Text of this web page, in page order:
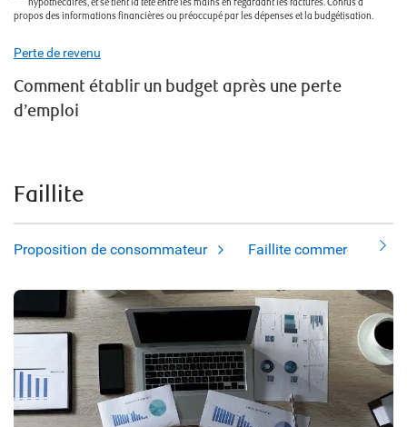
Perte de revenu
Comment établir un budget après une perte
d’emploi
Faillite
Proposition de consommateur Faillite commerciale